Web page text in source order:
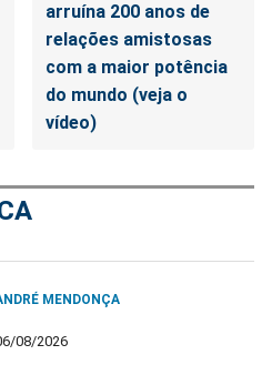
arruína 200 anos de
relações amistosas
com a maior potência
do mundo (veja o
vídeo)
MENDONÇA
08/2026